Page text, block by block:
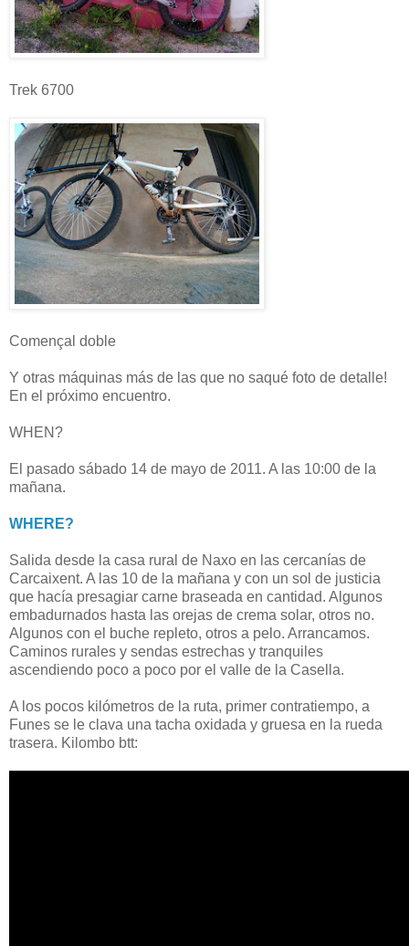
Trek 6700
Començal doble
Y otras máquinas más de las que no saqué foto de detalle!
En el próximo encuentro.
WHEN?
El pasado sábado 14 de mayo de 2011. A las 10:00 de la
mañana.
WHERE?
Salida desde la casa rural de Naxo en las cercanías de
Carcaixent. A las 10 de la mañana y con un sol de justicia
que hacía presagiar carne braseada en cantidad. Algunos
embadurnados hasta las orejas de crema solar, otros no.
Algunos con el buche repleto, otros a pelo. Arrancamos.
Caminos rurales y sendas estrechas y tranquiles
ascendiendo poco a poco por el valle de la Casella.
A los pocos kilómetros de la ruta, primer contratiempo, a
Funes se le clava una tacha oxidada y gruesa en la rueda
trasera. Kilombo btt: